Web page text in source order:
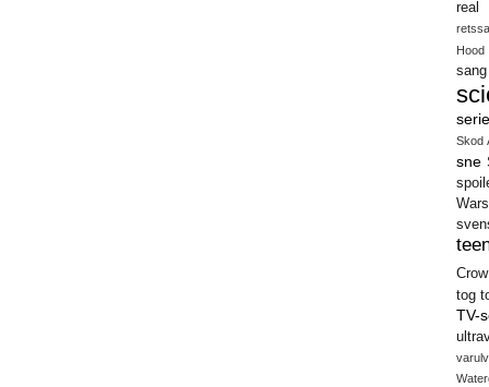
real
Hood
Skod
sne
Wars
Crow
tog
TV-
varulv